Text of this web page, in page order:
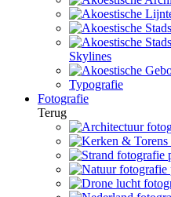
Skylines
Typografie
Fotografie
Terug